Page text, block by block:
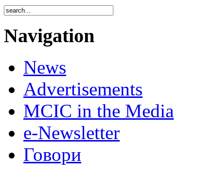
Navigation
News
Advertisements
MCIC in the Media
e-Newsletter
Говори